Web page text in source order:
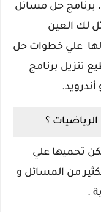
برنامج حل مسائل
لك العين
علي خطوات حل
تنزيل برنامج
؟
تحميها علي
من المسائل و
.